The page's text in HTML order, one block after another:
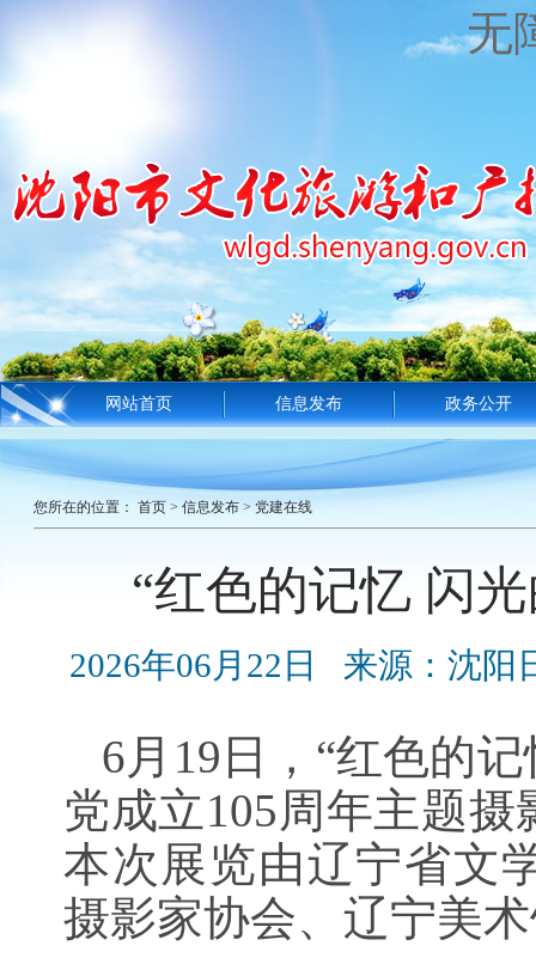
无
网站首页 信息发布 政务公开
您所在的位置： 首页 > 信息发布 > 党建在线
“红色的记忆 闪
2026年06月22日 来源：沈阳
6月19日，“红色的
党成立105周年主题
本次展览由辽宁省文
摄影家协会、辽宁美